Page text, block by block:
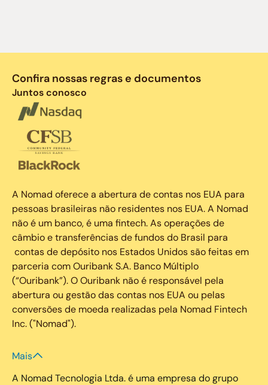
Confira nossas regras e documentos
Juntos conosco
A Nomad oferece a abertura de contas nos EUA para
pessoas brasileiras não residentes nos EUA. A Nomad
não é um banco, é uma fintech. As operações de
câmbio e transferências de fundos do Brasil para
contas de depósito nos Estados Unidos são feitas em
parceria com Ouribank S.A. Banco Múltiplo
(“Ouribank”). O Ouribank não é responsável pela
abertura ou gestão das contas nos EUA ou pelas
conversões de moeda realizadas pela Nomad Fintech
Inc. ("Nomad").
Mais
A Nomad Tecnologia Ltda. é uma empresa do grupo